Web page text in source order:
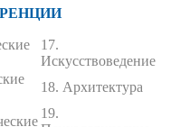
17.
Искусствоведение
18. Архитектура
19.